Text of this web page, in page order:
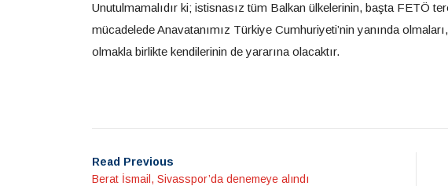
Unutulmamalıdır ki; istisnasız tüm Balkan ülkelerinin, başta FETÖ
mücadelede Anavatanımız Türkiye Cumhuriyeti’nin yanında
olmakla birlikte kendilerinin de yararına olacaktır.
Read Previous
Berat İsmail, Sivasspor’da denemeye alındı